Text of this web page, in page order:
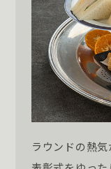
ラウンドの熱